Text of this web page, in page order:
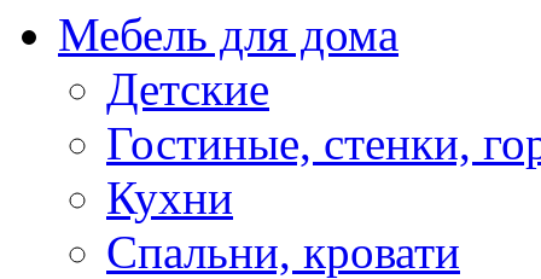
Мебель для дома
Детские
Гостиные, стенки,
Кухни
Спальни, кровати